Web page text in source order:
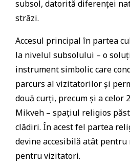
subsol, datorită diferenței
străzi.
Accesul principal în partea
la nivelul subsolului – o
instrument simbolic care
parcurs al vizitatorilor și
două curți, precum și a celor
Mikveh – spațiul religios
clădiri. În acest fel partea
devine accesibilă atât pentru
pentru vizitatori.